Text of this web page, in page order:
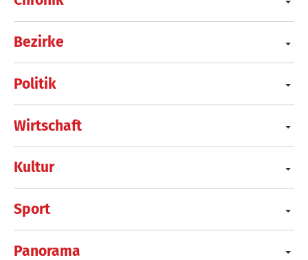
Bezirke
Politik
Wirtschaft
Kultur
Sport
Panorama